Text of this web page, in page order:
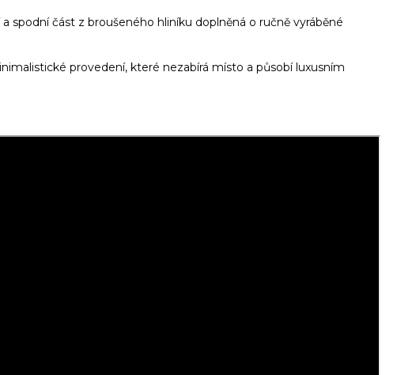
a spodní část z broušeného hliníku doplněná o ručně vyráběné
provedení, které nezabírá místo a působí luxusním